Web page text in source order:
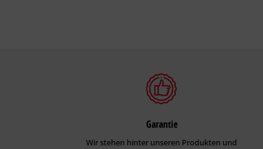
Garantie
Wir stehen hinter unseren Produkten und